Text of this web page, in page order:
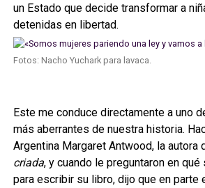
un Estado que decide transformar a
detenidas en libertad.
Fotos: Nacho Yuchark para lavaca.
Este me conduce directamente a uno
más aberrantes de nuestra historia.
Argentina Margaret Antwood, la autora
criada, y cuando le preguntaron en
para escribir su libro, dijo que en parte